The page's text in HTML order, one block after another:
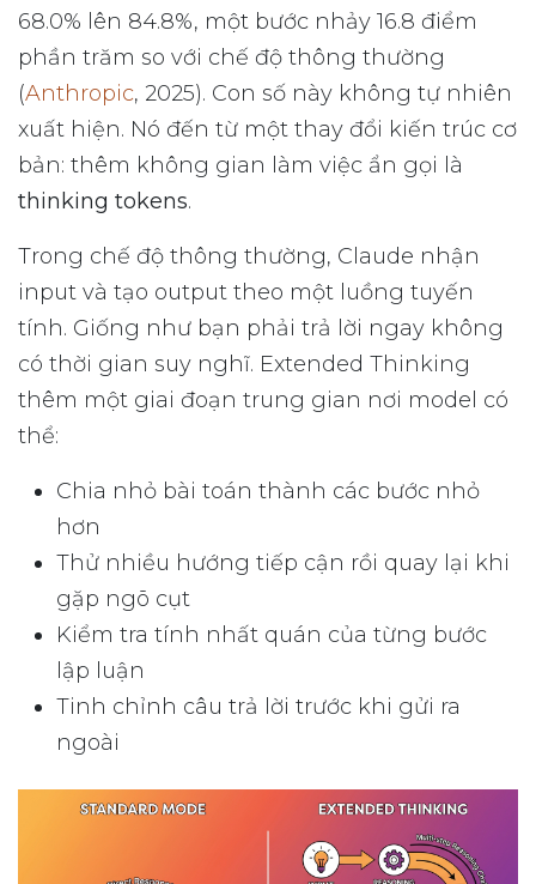
68.0% lên 84.8%, một bước nhảy 16.8 điểm
phần trăm so với chế độ thông thường
(Anthropic, 2025). Con số này không tự nhiên
xuất hiện. Nó đến từ một thay đổi kiến trúc cơ
bản: thêm không gian làm việc ẩn gọi là
thinking tokens.
Trong chế độ thông thường, Claude nhận
input và tạo output theo một luồng tuyến
tính. Giống như bạn phải trả lời ngay không
có thời gian suy nghĩ. Extended Thinking
thêm một giai đoạn trung gian nơi model có
thể:
Chia nhỏ bài toán thành các bước nhỏ
hơn
Thử nhiều hướng tiếp cận rồi quay lại khi
gặp ngõ cụt
Kiểm tra tính nhất quán của từng bước
lập luận
Tinh chỉnh câu trả lời trước khi gửi ra
ngoài